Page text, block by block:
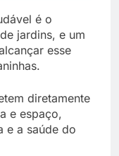
é o
jardins, e um
esse
diretamente
e espaço,
e a saúde do